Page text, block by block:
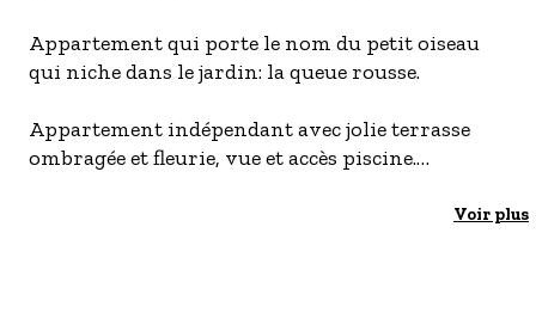
Appartement qui porte le nom du petit oiseau
qui niche dans le jardin: la queue rousse.
Appartement indépendant avec jolie terrasse
ombragée et fleurie, vue et accès piscine.
Accès commun à la propriété par un portail.Voir plus